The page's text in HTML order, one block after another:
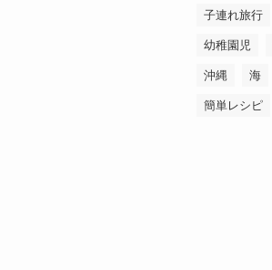
子連れ旅行
幼稚園児
沖縄 海
簡単レシピ